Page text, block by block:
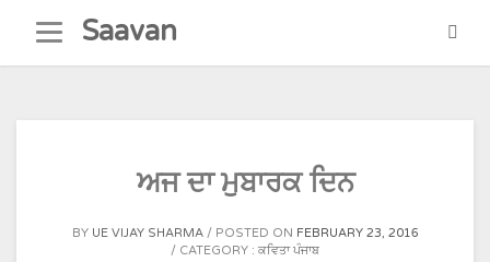
content
Saavan
ਅਜ ਦਾ ਮੁਬਾਰਕ ਦਿਨ
BY UE VIJAY SHARMA POSTED ON FEBRUARY 23, 2016
CATEGORY : ਕਵਿਤਾ ਪੰਜਾਬ